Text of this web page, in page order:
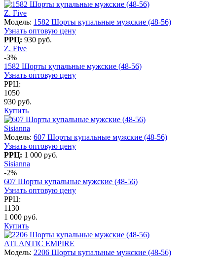
Z. Five
Модель: 1582 Шорты купальные мужские (48-56)
Узнать оптовую цену
РРЦ: 930 руб.
Z. Five
-3%
1582 Шорты купальные мужские (48-56)
Узнать оптовую цену
РРЦ:
1050
930 руб.
Купить
Sisianna
Модель: 607 Шорты купальные мужские (48-56)
Узнать оптовую цену
РРЦ: 1 000 руб.
Sisianna
-2%
607 Шорты купальные мужские (48-56)
Узнать оптовую цену
РРЦ:
1130
1 000 руб.
Купить
ATLANTIC EMPIRE
Модель: 2206 Шорты купальные мужские (48-56)